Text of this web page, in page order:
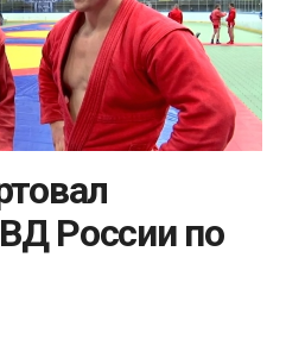
России по